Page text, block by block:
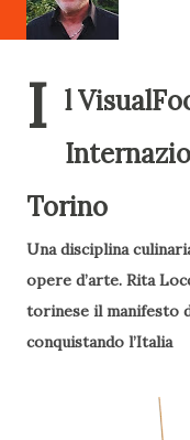
I l
Torino
Una disciplina
opere d’arte. Rita
torinese il manifesto
conquistando l’Italia